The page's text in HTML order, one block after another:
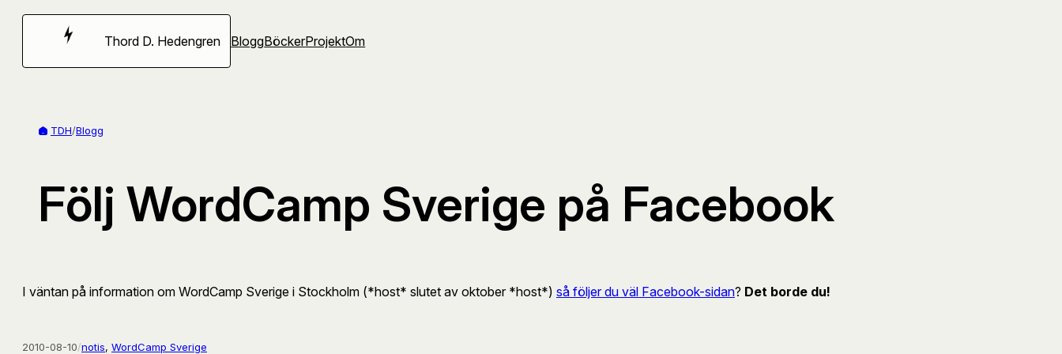
Hoppa
Thord D. Hedengren BloggBöckerProjektOm
TDH/Blogg
Följ WordCamp Sverige på Facebook
I väntan på information om WordCamp Sverige i Stockholm (*host* slutet av oktober *host*) så följer du väl Facebook-sidan? Det borde du!
2010-08-10/notis, WordCamp Sverige